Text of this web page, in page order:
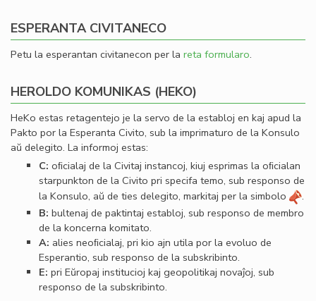
ESPERANTA CIVITANECO
Petu la esperantan civitanecon per la reta formularo.
HEROLDO KOMUNIKAS (HEKO)
HeKo estas retagentejo je la servo de la establoj en kaj apud la
Pakto por la Esperanta Civito, sub la imprimaturo de la Konsulo
aŭ delegito. La informoj estas:
C: oﬁcialaj de la Civitaj instancoj, kiuj esprimas la oﬁcialan
starpunkton de la Civito pri specifa temo, sub responso de
la Konsulo, aŭ de ties delegito, markitaj per la simbolo
.
B: bultenaj de paktintaj establoj, sub responso de membro
de la koncerna komitato.
A: alies neoﬁcialaj, pri kio ajn utila por la evoluo de
Esperantio, sub responso de la subskribinto.
E: pri Eŭropaj institucioj kaj geopolitikaj novaĵoj, sub
responso de la subskribinto.